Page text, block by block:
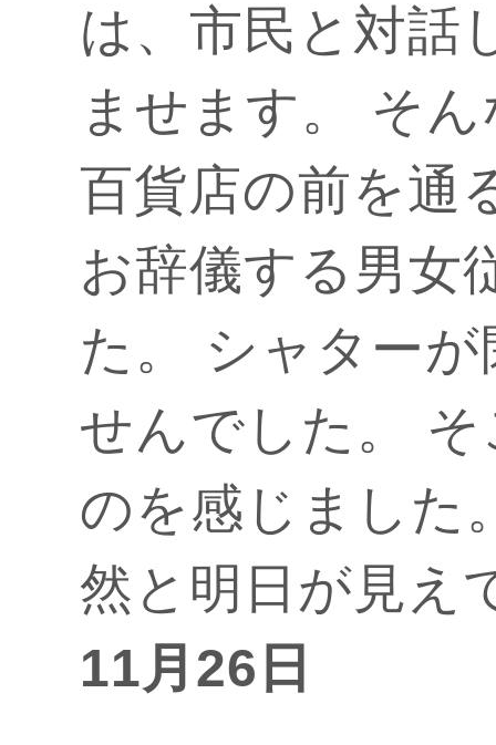
は、市民と対話
ませます。 そ
百貨店の前を通
お辞儀する男女
た。 シャター
せんでした。
のを感じました
然と明日が見え
11月26日